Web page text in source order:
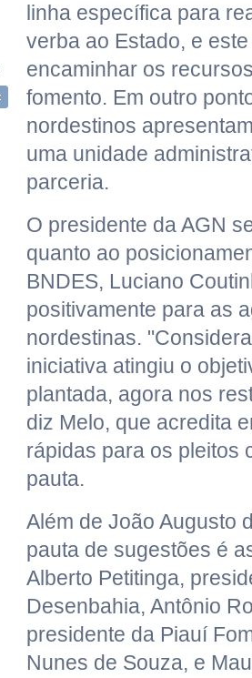
linha específica para
verba ao Estado, e
encaminhar os
fomento. Em outro
nordestinos
uma unidade
parceria.
O presidente da AGN
quanto ao
BNDES, Luciano
positivamente para as
nordestinas.
iniciativa atingiu o
plantada, agora nos
diz Melo, que acredita
rápidas para os pleitos
pauta.
Além de João Augusto
pauta de sugestões é
Alberto Petitinga,
Desenbahia, Antônio
presidente da Piauí
Nunes de Souza, e